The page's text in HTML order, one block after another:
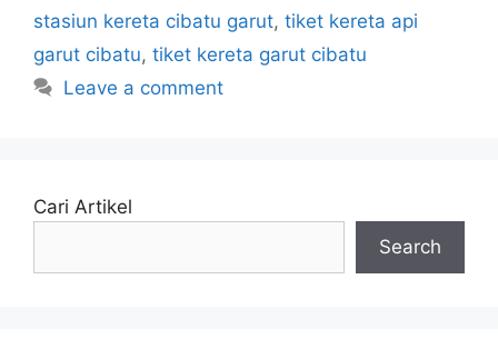
stasiun kereta cibatu garut, tiket kereta api
garut cibatu, tiket kereta garut cibatu
Leave a comment
Cari Artikel
Search